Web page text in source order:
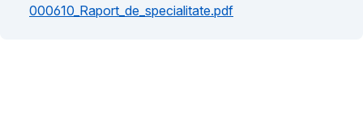
000610_Raport_de_specialitate.pdf